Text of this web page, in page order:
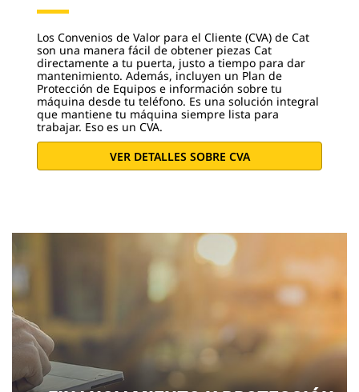
Los Convenios de Valor para el Cliente (CVA) de Cat
son una manera fácil de obtener piezas Cat
directamente a tu puerta, justo a tiempo para dar
mantenimiento. Además, incluyen un Plan de
Protección de Equipos e información sobre tu
máquina desde tu teléfono. Es una solución integral
que mantiene tu máquina siempre lista para
trabajar. Eso es un CVA.
VER DETALLES SOBRE CVA